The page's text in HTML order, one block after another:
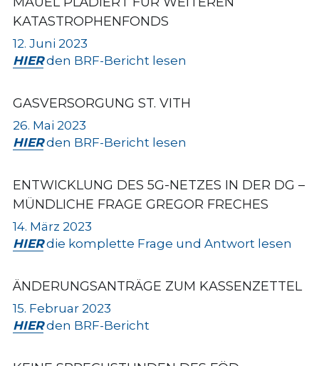
KATASTROPHENFONDS
12. Juni 2023
HIER den BRF-Bericht lesen
GASVERSORGUNG ST. VITH
26. Mai 2023
HIER den BRF-Bericht lesen
ENTWICKLUNG DES 5G-NETZES IN DER DG –
MÜNDLICHE FRAGE GREGOR FRECHES
14. März 2023
HIER die komplette Frage und Antwort lesen
ÄNDERUNGSANTRÄGE ZUM KASSENZETTEL
15. Februar 2023
HIER den BRF-Bericht